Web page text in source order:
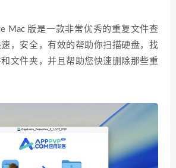
Mac 版是一款非常优秀的重复文件查
，安全，有效的帮助你扫描硬盘，找
文件夹，并且帮助您快速删除那些重